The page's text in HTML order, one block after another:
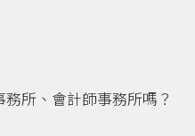
所、會計師事務所嗎？